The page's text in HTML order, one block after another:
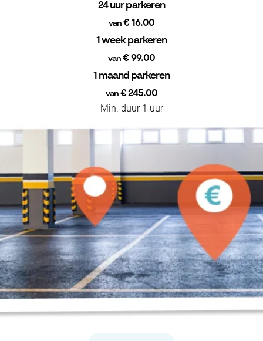
24 uur parkeren
van € 16.00
1 week parkeren
van € 99.00
1 maand parkeren
van€ 245.00
Min. duur 1 uur